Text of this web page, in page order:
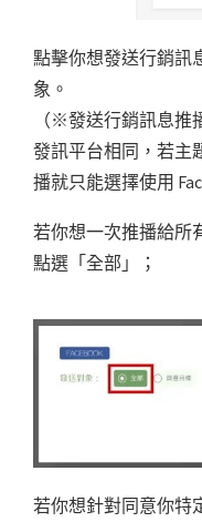
點擊你想發送行銷訊
象。
（※發送行銷訊息推
發訊平台相同，若主
播就只能選擇使用
若你想一次推播給所
點選「全部」；
若你想針對同意你特